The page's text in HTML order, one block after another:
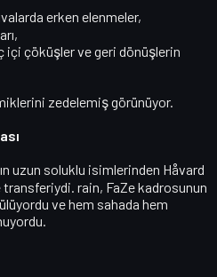
erken elenmeler,
içi çöküşlerve geri dönüşlerin
zedelemiş görünüyor.
uzun soluklu isimlerinden Håvard
transferiydi. rain, FaZe kadrosunun
ve hem sahada hem